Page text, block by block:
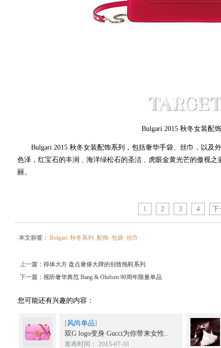
Bulgari 2015 秋冬女装配
Bulgari 2015 秋冬女装配饰系列，包括奢华手袋、丝巾，以及
色泽，红宝石的丰润﹑海洋绿松石的圣洁﹑虎眼金黄光芒的傲视
丽。
1 2 3 4 下
本文标签：Bulgari 秋冬系列 配饰 包袋 丝巾
上一篇：得体大方 盘点奢侈大牌的别致拖鞋系列
下一篇：视听奢华典范 Bang & Olufsen 90周年限量单品
您可能还有兴趣的内容：
[风尚单品]
双G logo变身 Gucci为你带来女性..
发布时间： 2015-07-31